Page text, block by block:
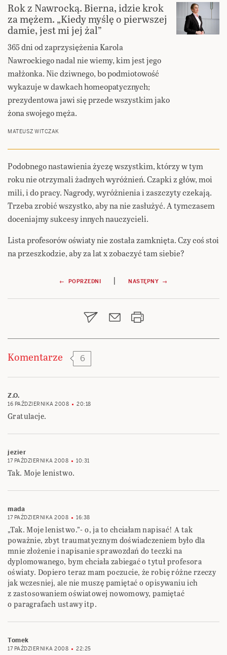
Rok z Nawrocką. Bierna, idzie krok
za mężem. „Kiedy myślę o pierwszej
damie, jest mi jej żal”
365 dni od zaprzysiężenia Karola
Nawrockiego nadal nie wiemy, kim jest jego
małżonka. Nic dziwnego, bo podmiotowość
wykazuje w dawkach homeopatycznych;
prezydentowa jawi się przede wszystkim jako
żona swojego męża.
MATEUSZ WITCZAK
Podobnego nastawienia życzę wszystkim, którzy w tym
roku nie otrzymali żadnych wyróżnień. Czapki z głów, moi
mili, i do pracy. Nagrody, wyróżnienia i zaszczyty czekają.
Trzeba zrobić wszystko, aby na nie zasłużyć. A tymczasem
doceniajmy sukcesy innych nauczycieli.
Lista profesorów oświaty nie została zamknięta. Czy coś stoi
na przeszkodzie, aby za lat x zobaczyć tam siebie?
Nawigacja
wpisu
← POPRZEDNI | NASTĘPNY →
Komentarze 6
Z.O.
16 PAŹDZIERNIKA 2008 20:18
Gratulacje.
jezier
17 PAŹDZIERNIKA 2008 10:31
Tak. Moje lenistwo.
mada
17 PAŹDZIERNIKA 2008 16:38
„Tak. Moje lenistwo.”- o, ja to chciałam napisać! A tak
poważnie, zbyt traumatycznym doświadczeniem było dla
mnie złożenie i napisanie sprawozdań do teczki na
dyplomowanego, bym chciała zabiegać o tytuł profesora
oświaty. Dopiero teraz mam poczucie, że robię różne rzeczy
jak wczesniej, ale nie muszę pamiętać o opisywaniu ich
z zastosowaniem oświatowej nowomowy, pamiętać
o paragrafach ustawy itp.
Tomek
17 PAŹDZIERNIKA 2008 22:25